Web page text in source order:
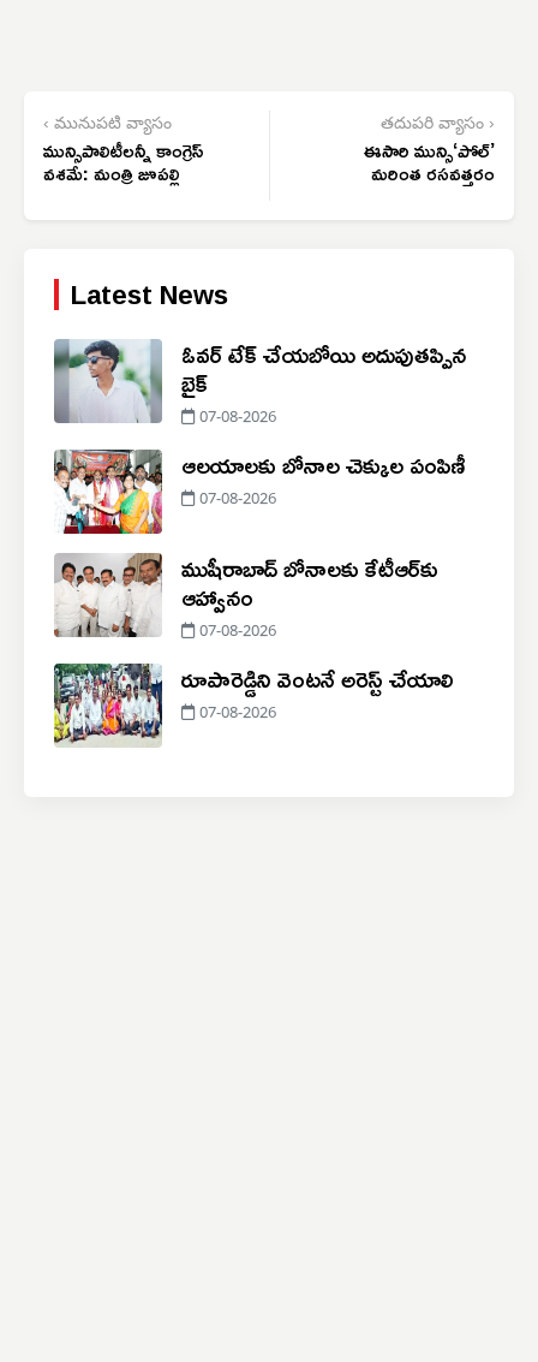
‹ మునుపటి వ్యాసం
మున్సిపాలిటీలన్నీ కాంగ్రెస్
వశమే: మంత్రి జూపల్లి
తదుపరి వ్యాసం ›
ఈసారి మున్సి‘పోల్’
మరింత రసవత్తరం
Latest News
ఓవర్ టేక్ చేయబోయి అదుపుతప్పిన
బైక్
07-08-2026
ఆలయాలకు బోనాల చెక్కుల పంపిణీ
07-08-2026
ముషీరాబాద్ బోనాలకు కేటీఆర్‌కు
ఆహ్వానం
07-08-2026
రూపారెడ్డిని వెంటనే అరెస్ట్ చేయాలి
07-08-2026